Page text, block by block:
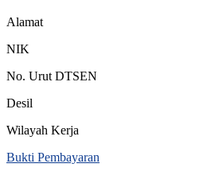
Alamat
NIK
No. Urut DTSEN
Desil
Wilayah Kerja
Bukti Pembayaran